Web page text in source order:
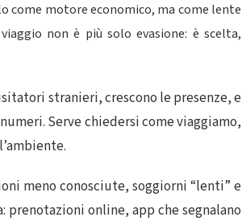
come motore economico, ma come lente
non è più solo evasione: è scelta,
stranieri, crescono le presenze, e
Serve chiedersi come viaggiamo,
meno conosciute, soggiorni “lenti” e
online, app che segnalano